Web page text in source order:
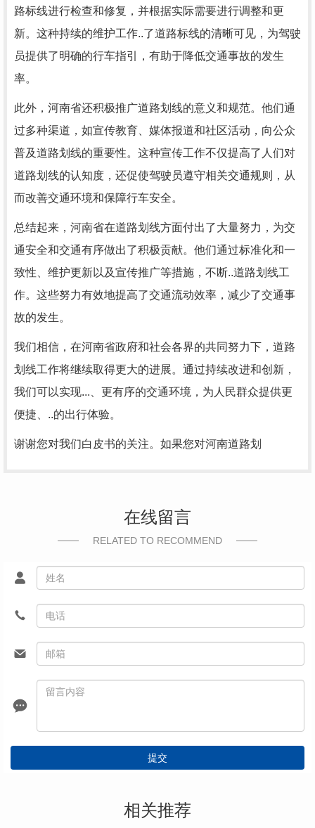
路标线进行检查和修复，并根据实际需要进行调整和更
新。这种持续的维护工作..了道路标线的清晰可见，为驾驶
员提供了明确的行车指引，有助于降低交通事故的发生
率。
此外，河南省还积极推广道路划线的意义和规范。他们通
过多种渠道，如宣传教育、媒体报道和社区活动，向公众
普及道路划线的重要性。这种宣传工作不仅提高了人们对
道路划线的认知度，还促使驾驶员遵守相关交通规则，从
而改善交通环境和保障行车安全。
总结起来，河南省在道路划线方面付出了大量努力，为交
通安全和交通有序做出了积极贡献。他们通过标准化和一
致性、维护更新以及宣传推广等措施，不断..道路划线工
作。这些努力有效地提高了交通流动效率，减少了交通事
故的发生。
我们相信，在河南省政府和社会各界的共同努力下，道路
划线工作将继续取得更大的进展。通过持续改进和创新，
我们可以实现...、更有序的交通环境，为人民群众提供更
便捷、..的出行体验。
谢谢您对我们白皮书的关注。如果您对河南道路划
在线留言
RELATED TO RECOMMEND
提交
相关推荐